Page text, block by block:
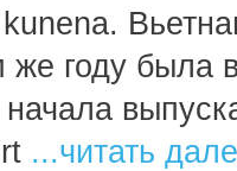
же году
начала
...читать